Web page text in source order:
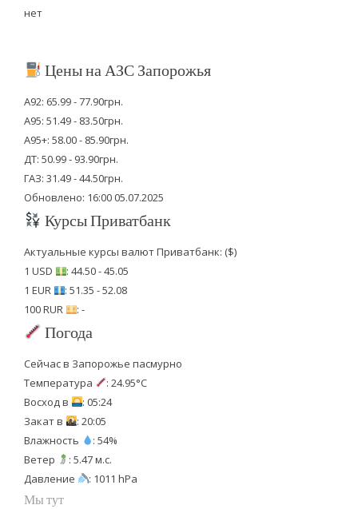
нет
Цены на АЗС Запорожья
А92: 65.99 - 77.90грн.
А95: 51.49 - 83.50грн.
А95+: 58.00 - 85.90грн.
ДТ: 50.99 - 93.90грн.
ГАЗ: 31.49 - 44.50грн.
Обновлено: 16:00 05.07.2025
Курсы Приватбанк
Актуальные курсы валют Приватбанк: ($)
1 USD
: 44.50 - 45.05
1 EUR
: 51.35 - 52.08
100 RUR
: -
Погода
Сейчас в Запорожье пасмурно
Температура
: 24.95°C
Восход в
: 05:24
Закат в
: 20:05
Влажность
: 54%
Ветер
: 5.47 м.с.
Давление
: 1011 hPa
Мы тут